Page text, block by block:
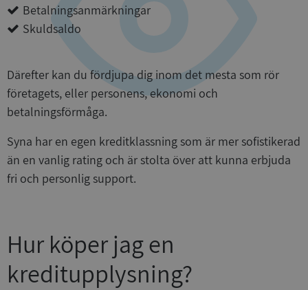
Betalningsanmärkningar
Skuldsaldo
Därefter kan du fördjupa dig inom det mesta som rör
företagets, eller personens, ekonomi och
betalningsförmåga.
Syna har en egen kreditklassning som är mer sofistikerad
än en vanlig rating och är stolta över att kunna erbjuda
fri och personlig support.
Hur köper jag en
kreditupplysning?